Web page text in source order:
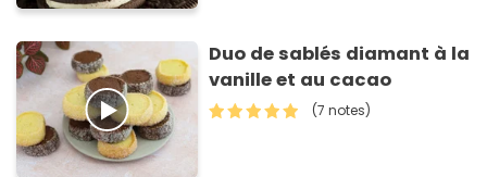
Duo de sablés diamant à la
vanille et au cacao
(7 notes)